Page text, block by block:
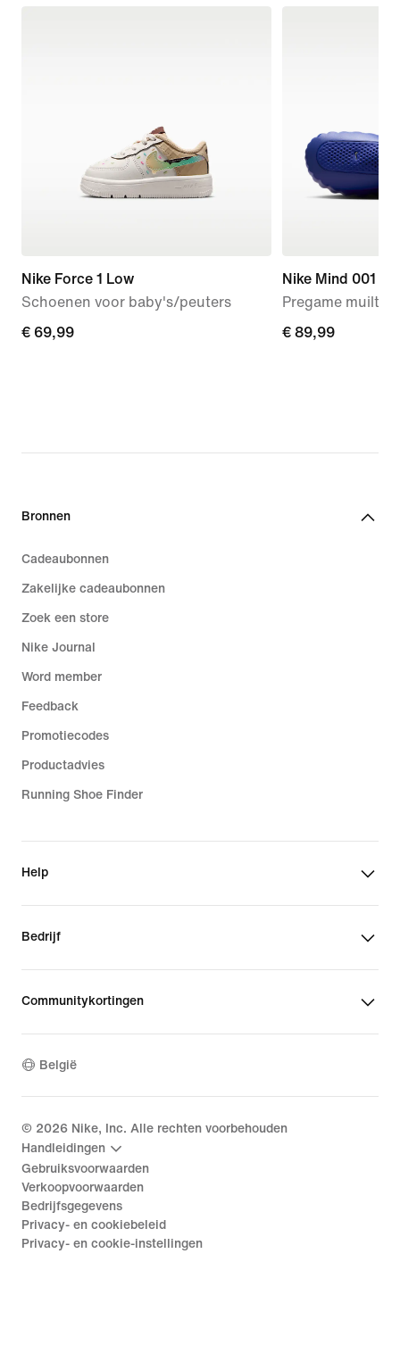
Nike Force 1 Low
Schoenen voor baby's/peuters
€ 69,99
€ 69,99
Nike Mind 001
Pregame
€ 89,99
€ 89,99
Bronnen
Cadeaubonnen
Zakelijke cadeaubonnen
Zoek een store
Nike Journal
Word member
Feedback
Promotiecodes
Productadvies
Running Shoe Finder
Help
Bedrijf
Communitykortingen
België
© 2026 Nike, Inc. Alle rechten voorbehouden
Handleidingen
Gebruiksvoorwaarden
Verkoopvoorwaarden
Bedrijfsgegevens
Privacy- en cookiebeleid
Privacy- en cookie-instellingen